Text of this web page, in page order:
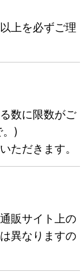
上を必ずご理
数に限数がご
。)
ただきます。
販サイト上の
異なりますの